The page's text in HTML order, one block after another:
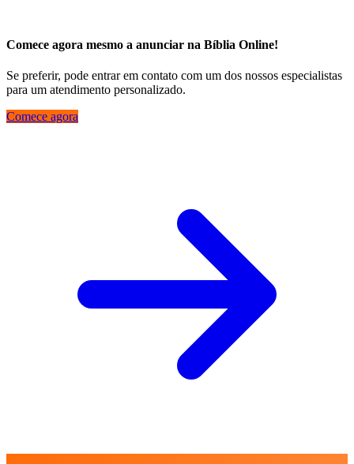
Comece agora mesmo a anunciar na Bíblia Online!
Se preferir, pode entrar em contato com um dos nossos especialistas
para um atendimento personalizado.
Comece agora